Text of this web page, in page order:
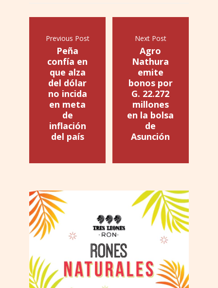
Previous Post
Peña
confía en
que alza
del dólar
no incida
en meta
de
inflación
del país
Next Post
Agro
Nathura
emite
bonos por
G. 22.272
millones
en la bolsa
de
Asunción